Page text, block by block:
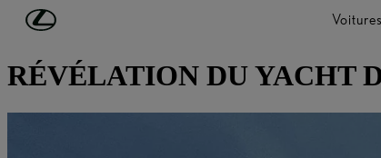
Passer au contenu principal Voitures
DÉCOUVREZ LEXUS
RÉVÉLATION DU YACHT